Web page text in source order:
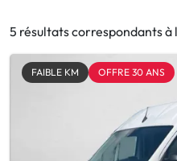
5 résultats correspondants à
FAIBLE KM OFFRE 30 ANS